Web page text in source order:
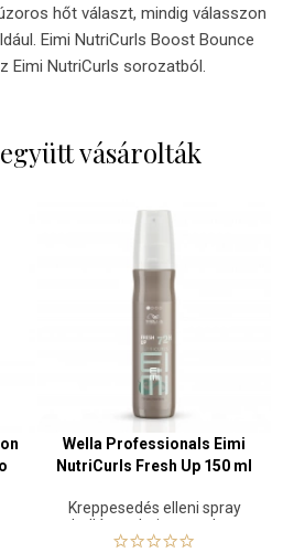
hőt választ, mindig válasszon
Eimi NutriCurls Boost Bounce
Eimi NutriCurls sorozatból.
vásárolták
Wella Professionals Eimi
NutriCurls Fresh Up 150 ml
Kreppesedés elleni spray
hullámos hajra, amelyet
nem kell kiöblíteni